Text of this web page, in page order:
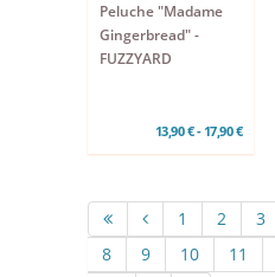
Peluche "Madame
Gingerbread" -
FUZZYARD
13,90 € - 17,90 €
1 2 3
8
9 10 11